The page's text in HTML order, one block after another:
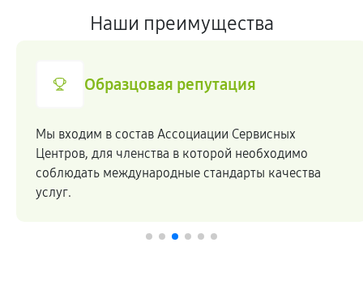
Наши преимущества
Образцовая репутация
Мы входим в состав Ассоциации Сервисных
Центров, для членства в которой необходимо
соблюдать международные стандарты качества
услуг.